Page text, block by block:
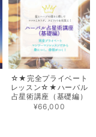
☆★完全プライベート
レッスン☆★ハーバル
占星術講座（基礎編）
¥66,000